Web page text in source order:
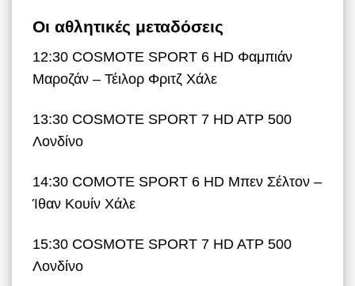
Οι αθλητικές μεταδόσεις
12:30 COSMOTE SPORT 6 HD Φαμπιάν
Μαροζάν – Τέιλορ Φριτζ Χάλε
13:30 COSMOTE SPORT 7 HD ATP 500
Λονδίνο
14:30 COMOTE SPORT 6 HD Μπεν Σέλτον –
Ίθαν Κουίν Χάλε
15:30 COSMOTE SPORT 7 HD ATP 500
Λονδίνο